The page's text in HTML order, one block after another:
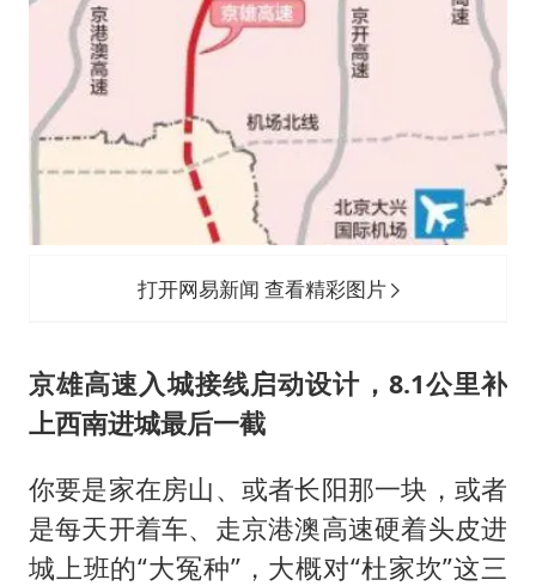
打开网易新闻 查看精彩图片
京雄高速入城接线启动设计，8.1公里补
上西南进城最后一截
你要是家在房山、或者长阳那一块，或者
是每天开着车、走京港澳高速硬着头皮进
城上班的“大冤种”，大概对“杜家坎”这三